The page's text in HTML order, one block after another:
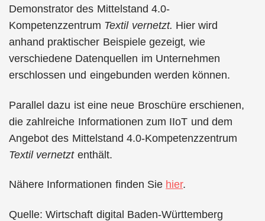
Demonstrator des Mittelstand 4.0-
Kompetenzzentrum Textil vernetzt. Hier wird
anhand praktischer Beispiele gezeigt,wie
verschiedene Datenquellen im Unternehmen
erschlossen und eingebunden werden können.
Parallel dazu ist eine neue Broschüre erschienen,
die zahlreiche Informationen zum IIoT und dem
Angebot des Mittelstand 4.0-Kompetenzzentrum
Textil vernetztenthält.
Nähere Informationen finden Sie hier.
Quelle: Wirtschaft digital Baden-Württemberg